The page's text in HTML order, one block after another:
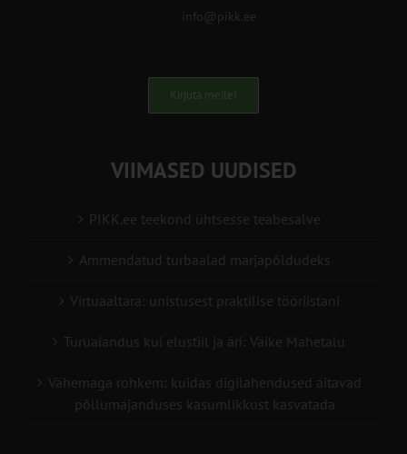
info@pikk.ee
Kirjuta meile!
VIIMASED UUDISED
PIKK.ee teekond ühtsesse teabesalve
Ammendatud turbaalad marjapõldudeks
Virtuaaltara: unistusest praktilise tööriistani
Turuaiandus kui elustiil ja äri: Väike Mahetalu
Vähemaga rohkem: kuidas digilahendused aitavad
põllumajanduses kasumlikkust kasvatada